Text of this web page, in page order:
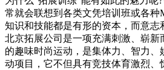
常就会联想到各类文凭培训班或各种
知识和技能都是有形的资本，而意志
北京拓展公司是一项充满刺激、崭新
的趣味时尚运动，是集体力、智力、
动项目，它不但具有竞技体育激烈、